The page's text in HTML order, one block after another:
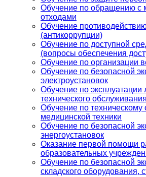
Обучение по обращению с
отходами
Обучение
(антикоррупции)
Обучение по доступной
(вопросы обеспечения
Обучение по организации
Обучение по безопасной
электроустановок
Обучение по эксплуатации
технического
Обучение по
медицинской техники
Обучение по безопасной
энергоустановок
Оказание первой помощи
образовательных
Обучение по безопасной
складского оборудования,